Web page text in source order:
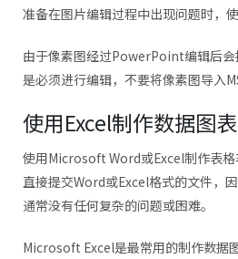
准备在图片编辑过程中出现问题时，
由于像素图经过PowerPoint编辑后
是必须进行编辑，不要将像素图导入
使用Excel制作数据图表
使用Microsoft Word或Excel制作表格
直接提交Word或Excel格式的文件，
通常没有任何复杂的问题或困难。
Microsoft Excel是最常用的制作数据